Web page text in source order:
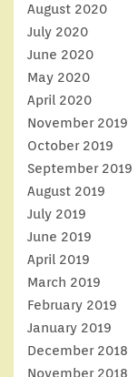
August 2020
July 2020
June 2020
May 2020
April 2020
November 2019
October 2019
September 2019
August 2019
July 2019
June 2019
April 2019
March 2019
February 2019
January 2019
December 2018
November 2018